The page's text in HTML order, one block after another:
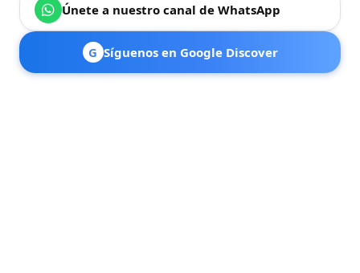
Únete a nuestro canal de WhatsApp
G Síguenos en Google Discover